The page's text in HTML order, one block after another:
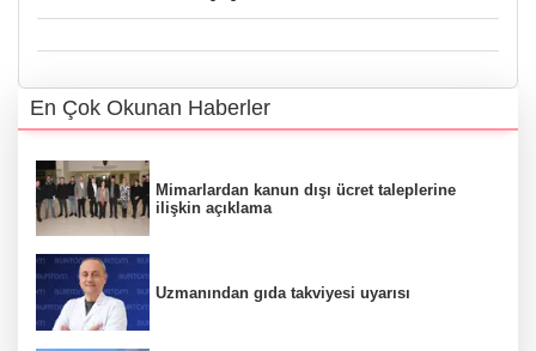
En Çok Okunan Haberler
Mimarlardan kanun dışı ücret taleplerine
ilişkin açıklama
Uzmanından gıda takviyesi uyarısı